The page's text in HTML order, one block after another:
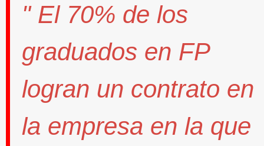
" El 70% de los
graduados en FP
logran un contrato en
la empresa en la que